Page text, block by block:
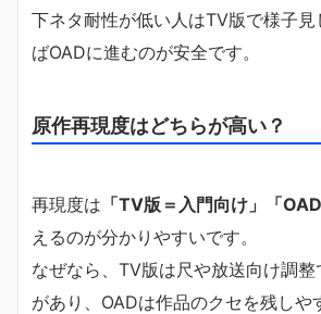
下ネタ耐性が低い人はTV版で様子
ばOADに進むのが安全です。
原作再現度はどちらが高い？
再現度は 「TV版＝入門向け」「
えるのが分かりやすいです。
なぜなら、TV版は尺や放送向け調整
があり、OADは作品のクセを残しや